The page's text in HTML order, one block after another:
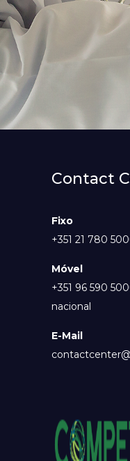
Contact
Fixo
+351 21 780
Móvel
+351 96 590
nacional
E-Mail